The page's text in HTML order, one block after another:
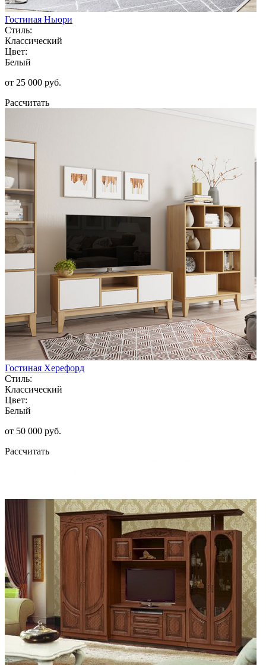
Гостиная Ньюри
Стиль:
Классический
Цвет:
Белый
от 25 000 руб.
Рассчитать
Гостиная Херефорд
Стиль:
Классический
Цвет:
Белый
от 50 000 руб.
Рассчитать